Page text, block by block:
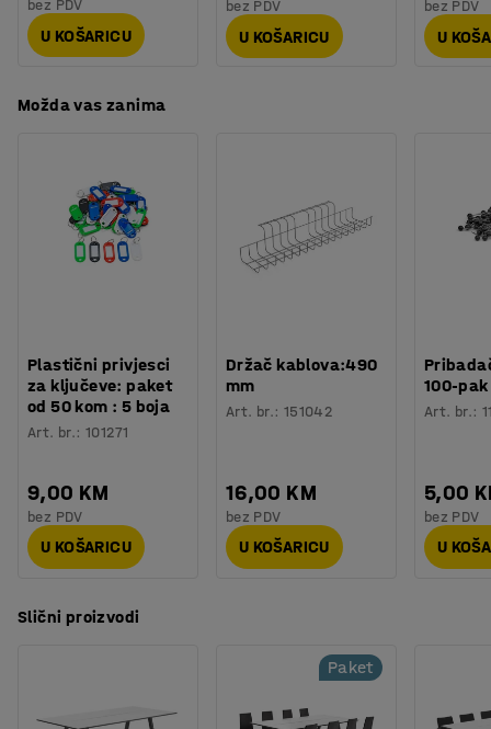
bez PDV
U KOŠARICU
bez PDV
U KOŠARICU
bez PDV
U
Možda vas zanima
Plastični privjesci
za ključeve: paket
od 50 kom : 5 boja
Art. br.:101271
9,00 KM
bez PDV
U KOŠARICU
Držač kablova:490
mm
Art. br.: 151042
16,00 KM
bez PDV
U KOŠARICU
100-pak
Art. br.:
5,00
bez PDV
U
Slični proizvodi
Paket